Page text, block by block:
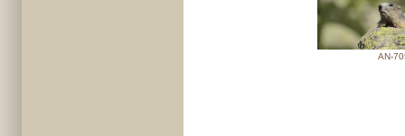
AN-